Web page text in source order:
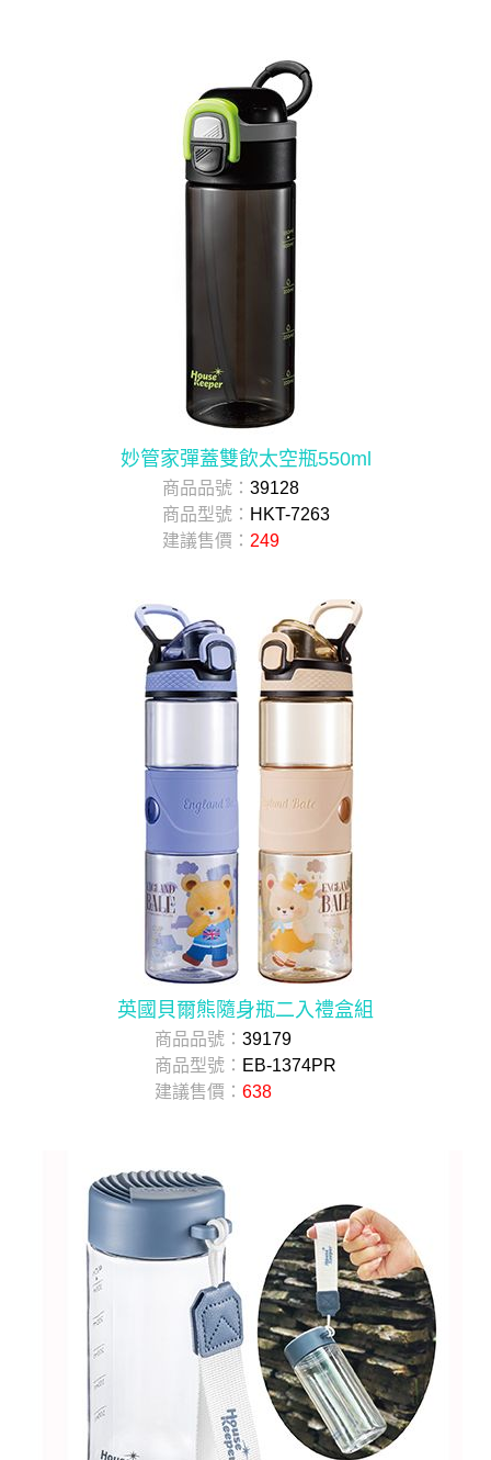
妙管家彈蓋雙飲太空瓶550ml
商品品號： 39128
商品型號： HKT-7263
建議售價： 249
英國貝爾熊隨身瓶二入禮盒組
商品品號： 39179
商品型號： EB-1374PR
建議售價： 638